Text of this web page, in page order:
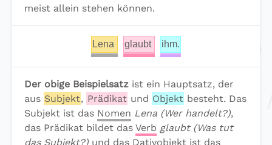
meist allein stehen können.
Lena glaubt ihm.
Der obige Beispielsatz ist ein Hauptsatz, der
aus Subjekt, Prädikat und Objekt besteht. Das
Subjekt ist das Nomen Lena (Wer handelt?),
das Prädikat bildet das Verb glaubt (Was tut
das Subjekt?) und das Dativobjekt ist das